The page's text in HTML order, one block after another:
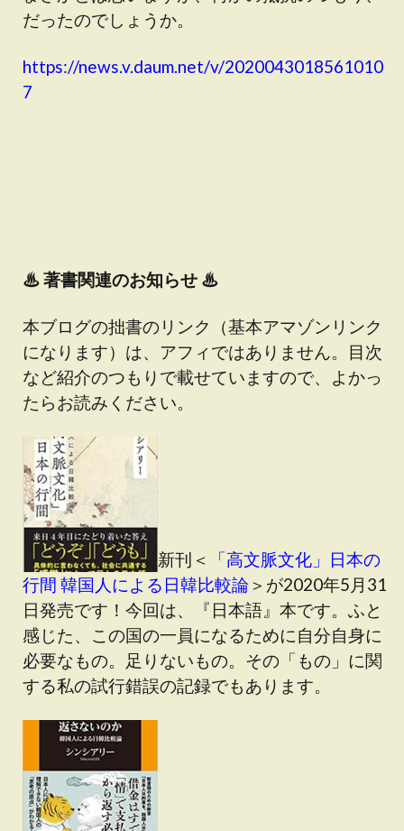
だったのでしょうか。
https://news.v.daum.net/v/2020043018561010
7
♨著書関連のお知らせ ♨
本ブログの拙書のリンク（基本アマゾンリンク
になります）は、アフィではありません。目次
など紹介のつもりで載せていますので、よかっ
たらお読みください。
新刊＜
「高文脈文化」日本の
行間 韓国人による日韓比較論 ＞が2020年5月31
日発売です！今回は、『日本語』本です。ふと
感じた、この国の一員になるために自分自身に
必要なもの。足りないもの。その「もの」に関
する私の試行錯誤の記録でもあります。